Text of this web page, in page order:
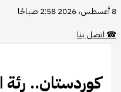
8 أغسطس، 2026 2:58 صباحًا
☎اتصل بنا
كوردستان.. رئة